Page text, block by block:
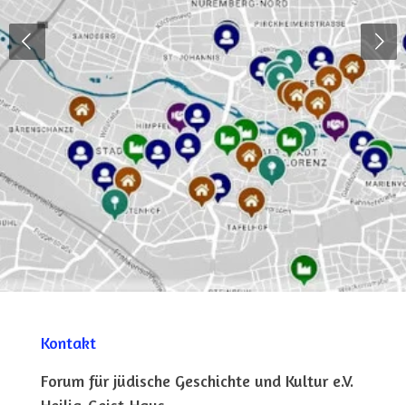
Kontakt
Forum für jüdische Geschichte und Kultur e.V.